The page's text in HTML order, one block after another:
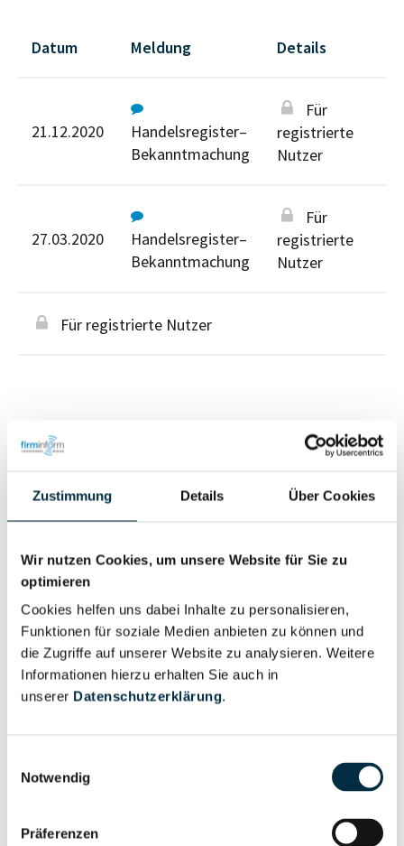
Zustimmung Details Über Cookies
Wir nutzen Cookies, um unsere Website für Sie zu
optimieren
Cookies helfen uns dabei Inhalte zu personalisieren,
Funktionen für soziale Medien anbieten zu können und
die Zugriffe auf unserer Website zu analysieren. Weitere
Informationen hierzu erhalten Sie auch in
unserer Datenschutzerklärung.
Notwendig
Präferenzen
Datum Meldung Details
21.12.2020
Handelsregister–
Bekanntmachung
Für
registrierte
Nutzer
27.03.2020
Handelsregister–
Bekanntmachung
Für
registrierte
Nutzer
Für registrierte Nutzer
Nutzer
Wirtschaftlich
Berechtigter
Vollständiges
Unternehmensprofil
anfragen
Gesellschafterstruktur
Unternehmensprofil